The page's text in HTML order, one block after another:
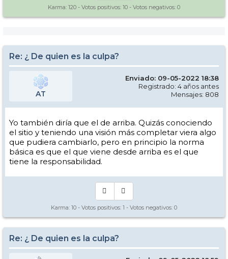
Karma: 120 - Votos positivos: 10 - Votos negativos: 0
Re: ¿ De quien es la culpa?
AT
Enviado: 09-05-2022 18:38
Registrado: 4 años antes
Mensajes: 808
Yo también diría que el de arriba. Quizás conociendo
el sitio y teniendo una visión más completar viera algo
que pudiera cambiarlo, pero en principio la norma
básica es que el que viene desde arriba es el que
tiene la responsabilidad.
Karma: 10 - Votos positivos: 1 - Votos negativos: 0
Re: ¿ De quien es la culpa?